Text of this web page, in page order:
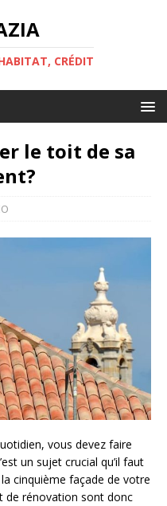
CRÉDIT
le toit de sa
vous devez faire
un sujet crucial qu’il faut
cinquième façade de votre
de rénovation sont donc